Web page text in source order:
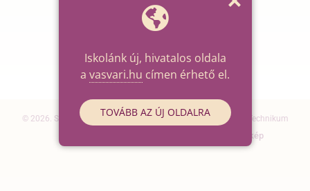
© 2026. Szegedi SZC Vasvári Pál Gazdasági és Informatikai Technikum
Oldaltérkép
Iskolánk új, hivatalos oldala
a vasvari.hu címen érhető el.
TOVÁBB AZ ÚJ OLDALRA